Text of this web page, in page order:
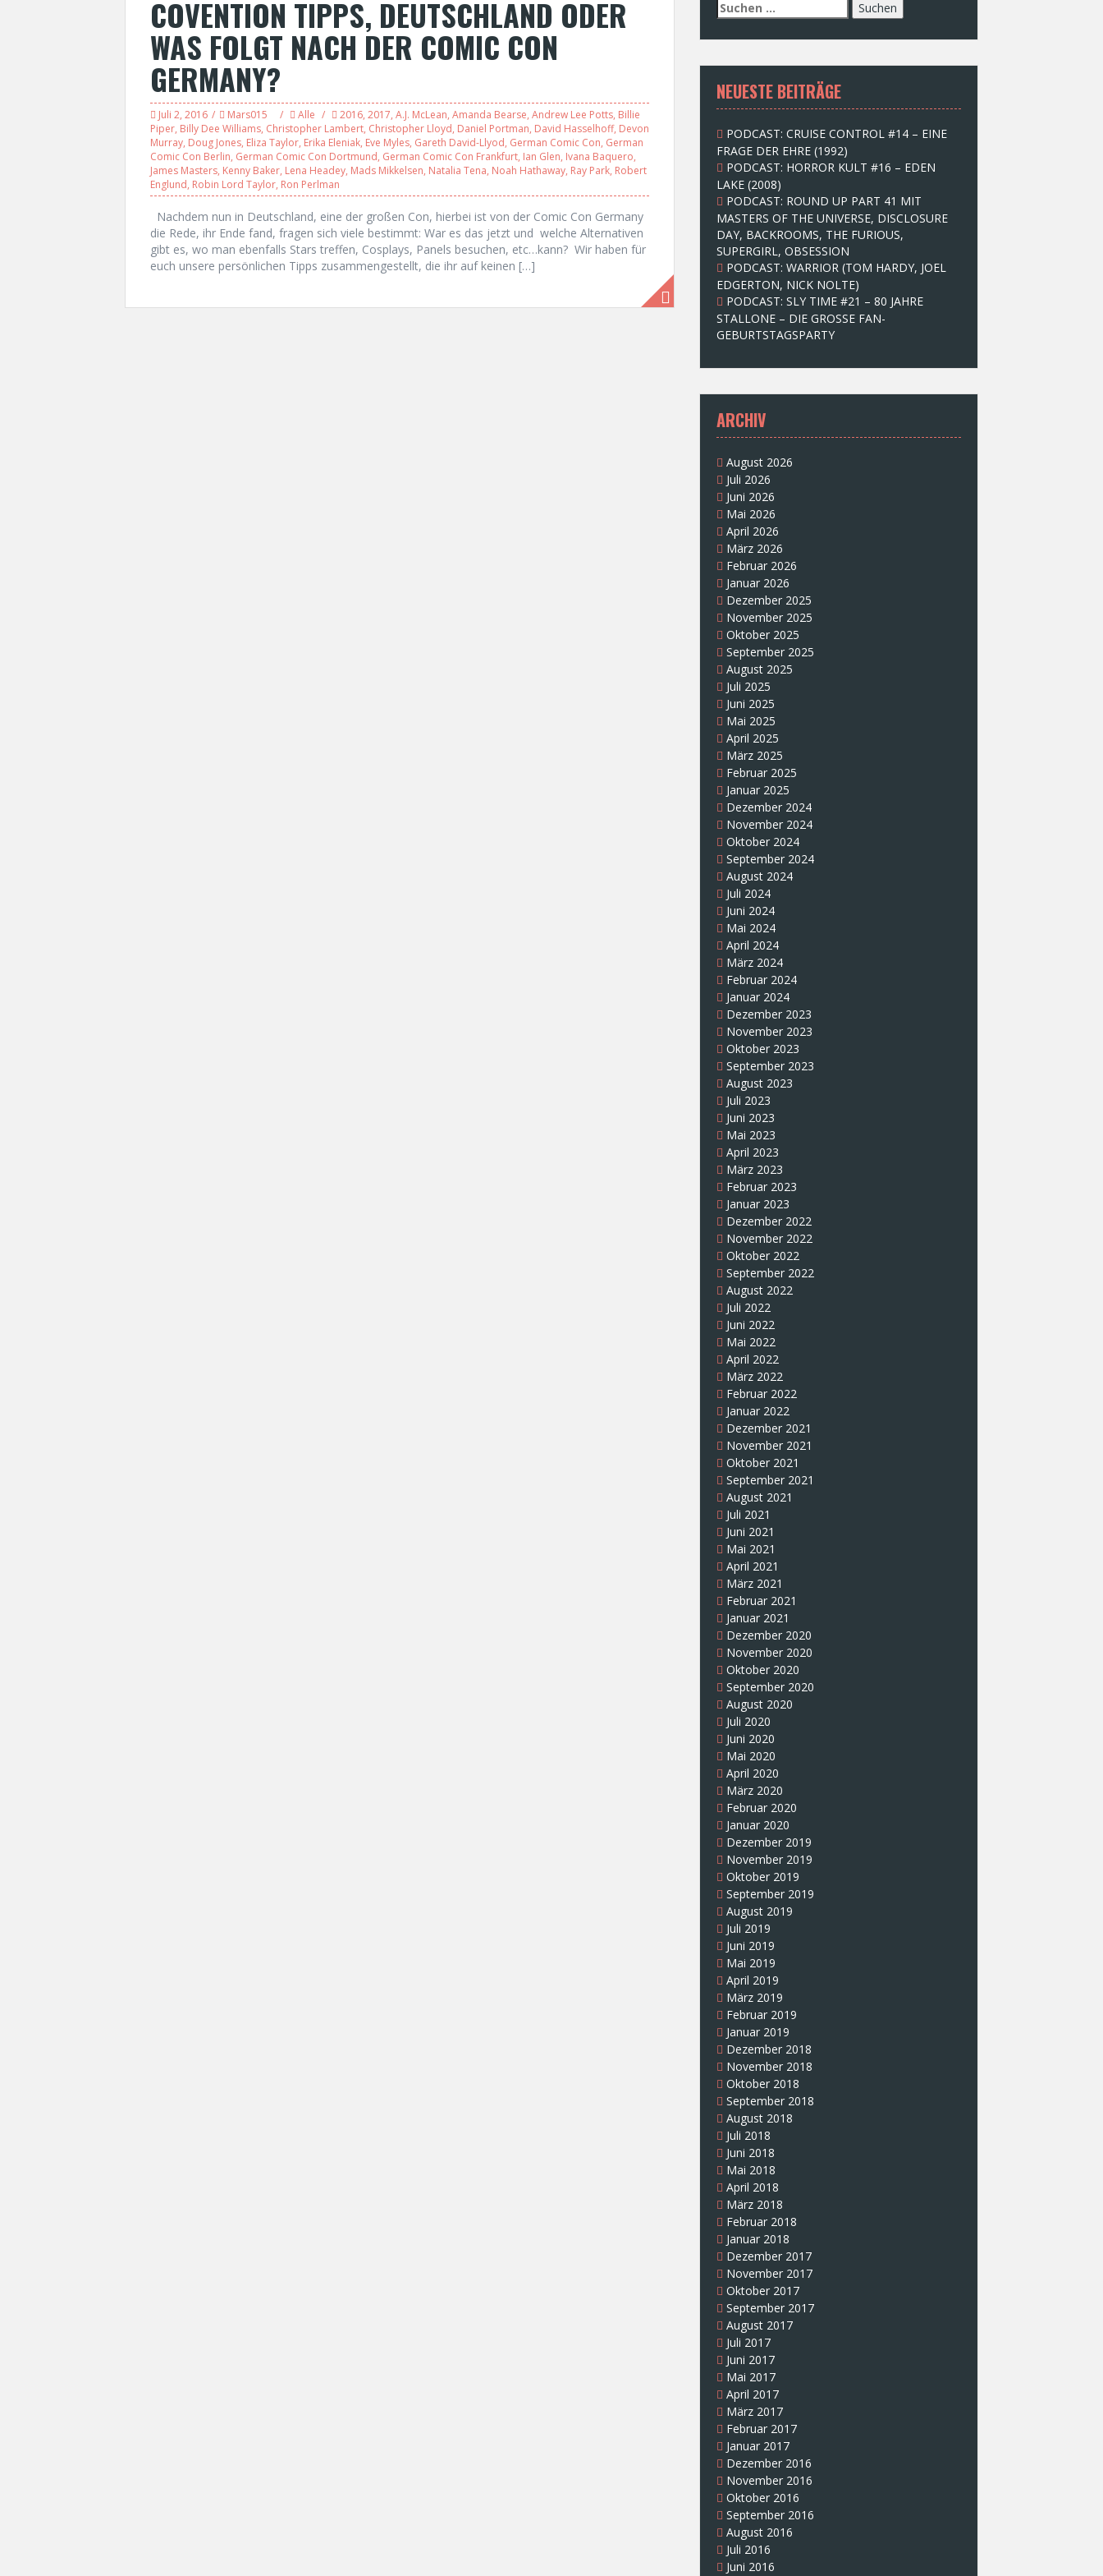
COVENTION TIPPS, DEUTSCHLAND ODER
WAS FOLGT NACH DER COMIC CON
GERMANY?
Juli 2, 2016 Mars015 Alle 2016, 2017, A.J. McLean, Amanda Bearse, Andrew Lee Potts, Billie
Piper, Billy Dee Williams, Christopher Lambert, Christopher Lloyd, Daniel Portman, David Hasselhoff, Devon
Murray, Doug Jones, Eliza Taylor, Erika Eleniak, Eve Myles, Gareth David-Llyod, German Comic Con, German
Comic Con Berlin, German Comic Con Dortmund, German Comic Con Frankfurt, Ian Glen, Ivana Baquero,
James Masters, Kenny Baker, Lena Headey, Mads Mikkelsen, Natalia Tena, Noah Hathaway, Ray Park, Robert
Englund, Robin Lord Taylor, Ron Perlman
Nachdem nun in Deutschland, eine der großen Con, hierbei ist von der Comic Con Germany
die Rede, ihr Ende fand, fragen sich viele bestimmt: War es das jetzt und welche Alternativen
gibt es, wo man ebenfalls Stars treffen, Cosplays, Panels besuchen, etc…kann? Wir haben für
euch unsere persönlichen Tipps zusammengestellt, die ihr auf keinen […]
S
u
c
e
n
n
c
h
:
NEUESTE BEITRÄGE
PODCAST: CRUISE CONTROL #14 – EINE
FRAGE DER EHRE (1992)
PODCAST: HORROR KULT #16 – EDEN
LAKE (2008)
PODCAST: ROUND UP PART 41 MIT
MASTERS OF THE UNIVERSE, DISCLOSURE
DAY, BACKROOMS, THE FURIOUS,
SUPERGIRL, OBSESSION
PODCAST: WARRIOR (TOM HARDY, JOEL
EDGERTON, NICK NOLTE)
PODCAST: SLY TIME #21 – 80 JAHRE
STALLONE – DIE GROSSE FAN-
GEBURTSTAGSPARTY
ARCHIV
August 2026
Juli 2026
Juni 2026
Mai 2026
April 2026
März 2026
Februar 2026
Januar 2026
Dezember 2025
November 2025
Oktober 2025
September 2025
August 2025
Juli 2025
Juni 2025
Mai 2025
April 2025
März 2025
Februar 2025
Januar 2025
Dezember 2024
November 2024
Oktober 2024
September 2024
August 2024
Juli 2024
Juni 2024
Mai 2024
April 2024
März 2024
Februar 2024
Januar 2024
Dezember 2023
November 2023
Oktober 2023
September 2023
August 2023
Juli 2023
Juni 2023
Mai 2023
April 2023
März 2023
Februar 2023
Januar 2023
Dezember 2022
November 2022
Oktober 2022
September 2022
August 2022
Juli 2022
Juni 2022
Mai 2022
April 2022
März 2022
Februar 2022
Januar 2022
Dezember 2021
November 2021
Oktober 2021
September 2021
August 2021
Juli 2021
Juni 2021
Mai 2021
April 2021
März 2021
Februar 2021
Januar 2021
Dezember 2020
November 2020
Oktober 2020
September 2020
August 2020
Juli 2020
Juni 2020
Mai 2020
April 2020
März 2020
Februar 2020
Januar 2020
Dezember 2019
November 2019
Oktober 2019
September 2019
August 2019
Juli 2019
Juni 2019
Mai 2019
April 2019
März 2019
Februar 2019
Januar 2019
Dezember 2018
November 2018
Oktober 2018
September 2018
August 2018
Juli 2018
Juni 2018
Mai 2018
April 2018
März 2018
Februar 2018
Januar 2018
Dezember 2017
November 2017
Oktober 2017
September 2017
August 2017
Juli 2017
Juni 2017
Mai 2017
April 2017
März 2017
Februar 2017
Januar 2017
Dezember 2016
November 2016
Oktober 2016
September 2016
August 2016
Juli 2016
Juni 2016